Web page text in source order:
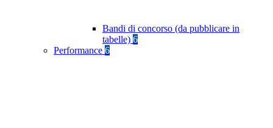
Bandi di concorso (da pubblicare in
tabelle) 6
Performance 6